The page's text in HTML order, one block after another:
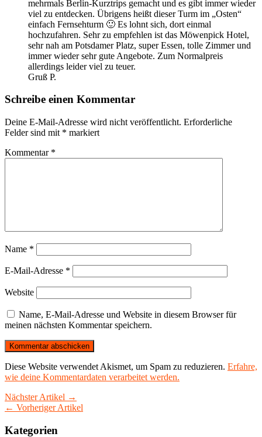
mehrmals Berlin-Kurztrips gemacht und es gibt immer wieder
viel zu entdecken. Übrigens heißt dieser Turm im „Osten“
einfach Fernsehturm 🙂 Es lohnt sich, dort einmal
hochzufahren. Sehr zu empfehlen ist das Möwenpick Hotel,
sehr nah am Potsdamer Platz, super Essen, tolle Zimmer und
immer wieder sehr gute Angebote. Zum Normalpreis
allerdings leider viel zu teuer.
Gruß P.
Schreibe einen Kommentar
Deine E-Mail-Adresse wird nicht veröffentlicht. Erforderliche
Felder sind mit * markiert
Kommentar *
Name *
E-Mail-Adresse *
Website
Name, E-Mail-Adresse und Website in diesem Browser für
meinen nächsten Kommentar speichern.
Diese Website verwendet Akismet, um Spam zu reduzieren. Erfahre,
wie deine Kommentardaten verarbeitet werden.
Nächster Artikel →
← Vorheriger Artikel
Kategorien